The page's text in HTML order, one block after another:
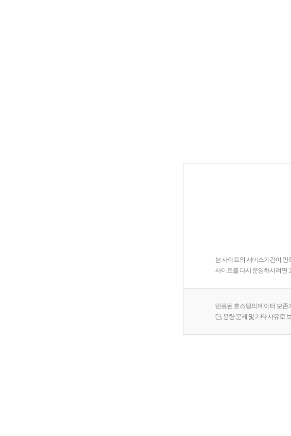
본 사이트의 서비스기간이 만
사이트를 다시 운영하시려면
만료된 호스팅의 데이터 보존
단, 용량 문제 및 기타 사유로